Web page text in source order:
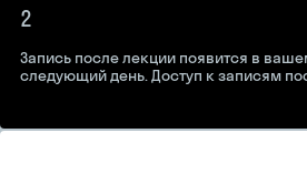
2
Запись после лекции появится в
следующий день. Доступ к записям